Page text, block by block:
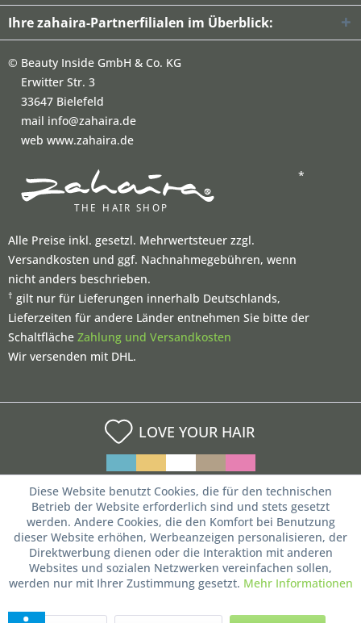
Ihre zahaira-Partnerfilialen im Überblick:
© Beauty Inside GmbH & Co. KG
Erwitter Str. 3
33647 Bielefeld
mail info@zahaira.de
web www.zahaira.de
*
Alle Preise inkl. gesetzl. Mehrwertsteuer zzgl.
Versandkosten und ggf. Nachnahmegebühren, wenn
nicht anders beschrieben.
† gilt nur für Lieferungen innerhalb Deutschlands,
Lieferzeiten für andere Länder entnehmen Sie bitte der
Schaltfläche Zahlung und Versandkosten
Wir versenden mit DHL.
LOVE YOUR HAIR
Diese Website benutzt Cookies, die für den technischen
Betrieb der Website erforderlich sind und stets gesetzt
werden. Andere Cookies, die den Komfort bei Benutzung
dieser Website erhöhen, Werbeanzeigen personalisieren, der
Direktwerbung dienen oder die Interaktion mit anderen
Websites und sozialen Netzwerken vereinfachen sollen,
werden nur mit Ihrer Zustimmung gesetzt. Mehr Informationen